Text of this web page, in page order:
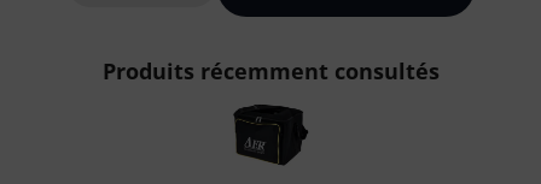
Produits récemment consultés